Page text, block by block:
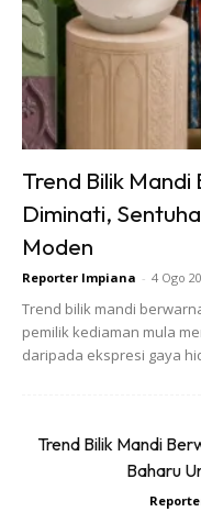
iklim. Salah satu ciri cat
mencantumkan
weather resistance.
Selain itu, kandungan
lumut dan kulat akibat
baik biasanya akan
mengelupas selama
Trend Bilik
Diminati,
Moden
Reporter Impiana - 4 Ogo
Trend bilik mandi
pemilik kediaman mula
daripada ekspresi gaya
Trend Bilik Mandi
Baharu